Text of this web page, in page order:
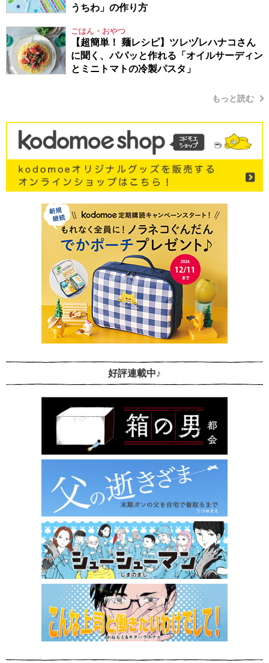
うちわ」の作り方
ごはん・おやつ
【超簡単！ 麺レシピ】ツレヅレハナコさん
に聞く、パパッと作れる「オイルサーディン
とミニトマトの冷製パスタ」
もっと読む
好評連載中♪